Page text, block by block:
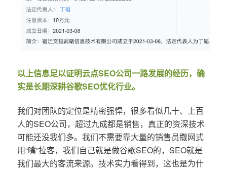
以上信息足以证明云点SEO公司一路发展的经历，确
实是长期深耕谷歌SEO优化行业。
我们对团队的定位是精密强悍，很多看似几十、上百
人的SEO公司，超过九成都是销售，真正的资深技术
可能还没我们多。我们不需要靠大量的销售员撒网式
用“嘴”拉客，我们自己就是做谷歌SEO的，SEO就是
我们最大的客流来源。技术实力看得到，这也是为什